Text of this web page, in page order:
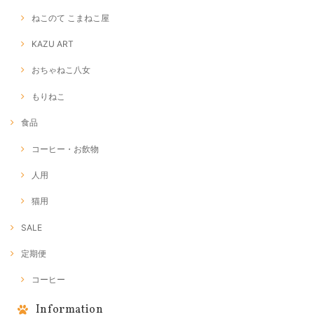
ねこのて こまねこ屋
KAZU ART
おちゃねこ八女
もりねこ
食品
コーヒー・お飲物
人用
猫用
SALE
定期便
コーヒー
Information